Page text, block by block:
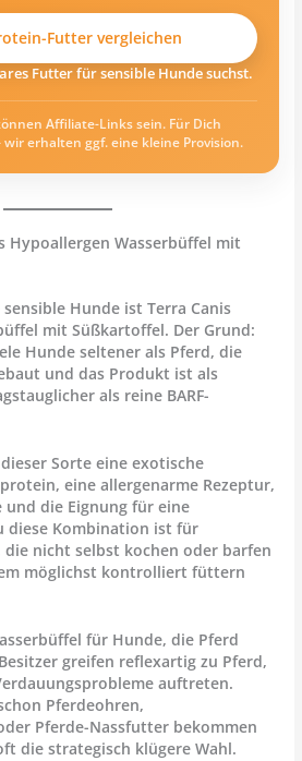
Futter vergleichen
Futter für sensible Hunde suchst.
Affiliate-Links sein. Für Dich
wir erhalten ggf. eine kleine Provision.
Hypoallergen Wasserbüffel mit
sensible Hunde istTerra Canis
mit Süßkartoffel. Der Grund:
Hunde seltener als Pferd, die
und das Produkt ist als
als reine BARF-
Sorte eine exotische
eine allergenarme Rezeptur,
und die Eignung für eine
diese Kombination ist für
nicht selbst kochen oder barfen
möglichst kontrolliert füttern
für Hunde, die Pferd
greifen reflexartig zu Pferd,
auftreten.
Pferdeohren,
Pferde-Nassfutter bekommen
die strategisch klügere Wahl.